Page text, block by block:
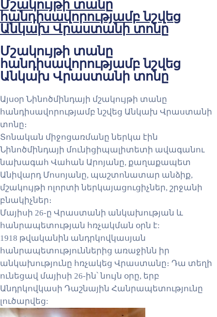
Մշակույթի տանը
հանդիսավորությամբ նշվեց
Անկախ Վրաստանի տոնը
Մշակույթի տանը
հանդիսավորությամբ նշվեց
Անկախ Վրաստանի տոնը
Այսօր Նինոծմինդայի մշակույթի տանը
հանդիսավորությամբ նշվեց Անկախ Վրաստանի
տոնը։
Տոնական միջոցառմանը ներկա էին
Նինոծմինդայի մունիցիպալիտետի ավագանու
նախագահ Վահան Արոյանը, քաղաքապետ
Անիվարդ Մոսոյանը, պաշտոնատար անձիք,
մշակույթի ոլորտի ներկայացուցիչներ, շրջանի
բնակիչներ։
Մայիսի 26-ը Վրաստանի անկախության և
հանրապետության հռչակման օրն է:
1918 թվականին անդրկովկասյան
հանրապետություններից առաջինն իր
անկախությունը հռչակեց Վրաստանը։ Դա տեղի
ունեցավ մայիսի 26-ին՝ նույն օրը, երբ
Անդրկովկասի Դաշնային Հանրապետությունը
լուծարվեց: